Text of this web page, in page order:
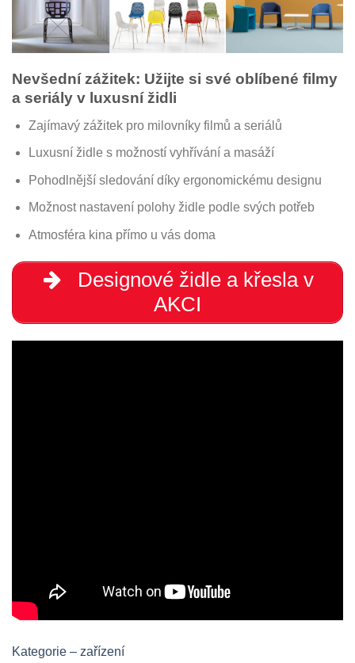
Nevšední zážitek: Užijte si své oblíbené filmy
a seriály v luxusní židli
Zajímavý zážitek pro milovníky filmů a seriálů
Luxusní židle s možností vyhřívání a masáží
Pohodlnější sledování díky ergonomickému designu
Možnost nastavení polohy židle podle svých potřeb
Atmosféra kina přímo u vás doma
Designové židle a křesla v
AKCI
Kategorie – zařízení